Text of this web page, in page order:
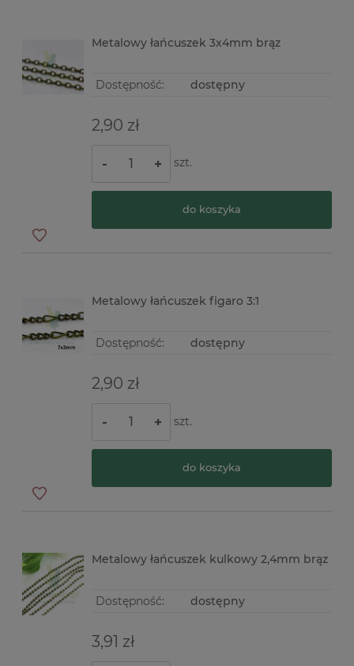
Metalowy łańcuszek 3x4mm brąz
Dostępność: dostępny
2,90 zł
- + szt.
do koszyka
Metalowy łańcuszek figaro 3:1
Dostępność: dostępny
2,90 zł
- + szt.
do koszyka
Metalowy łańcuszek kulkowy 2,4mm brąz
Dostępność: dostępny
3,91 zł